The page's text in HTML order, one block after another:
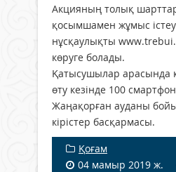
Акцияның толық
қосымшамен жұмыс істеу
нұсқаулықты
көруге болады.
Қатысушылар арасында
өту кезінде 100
Жаңақорған ауданы
кірістер басқармасы.
Қоғам
04 мамыр 2019 ж.